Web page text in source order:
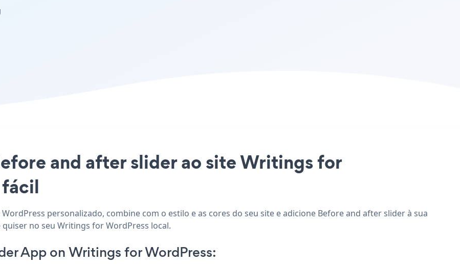
and after slider ao site Writings for
personalizado, combine com o estilo e as cores do seu site e adicione Before and after slider à sua
no seu Writings for WordPress local.
App on Writings for WordPress: